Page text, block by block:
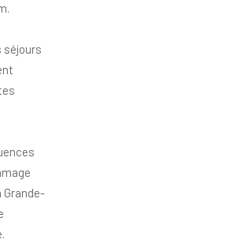
séjours
Grande-